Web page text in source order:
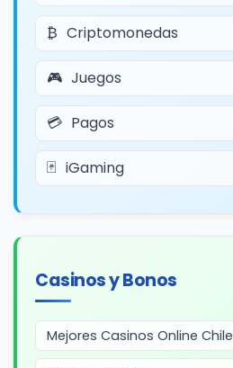
Criptomonedas
Juegos
Pagos
iGaming
Casinos y Bonos
Mejores Casinos Online Chile